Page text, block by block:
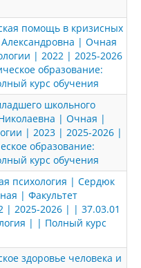
помощь в кризисных
| Очная
| 2022 | 2025-2026
образование:
курс обучения
школьного
| Очная |
| 2023 | 2025-2026 |
образование:
курс обучения
психология | Сердюк
| Факультет
| 2025-2026 | | 37.03.01
| | Полный курс
здоровье человека и